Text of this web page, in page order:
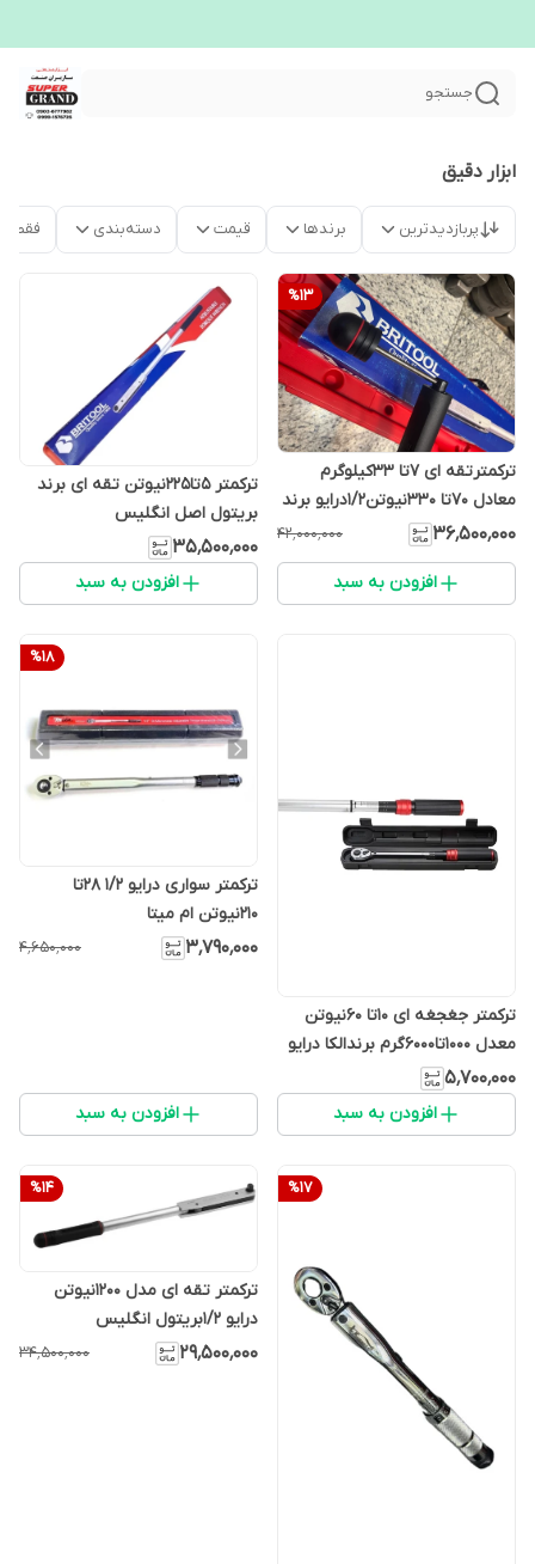
جستجو
ابزار دقیق
پربازدیدترین برندها قیمت دسته‌بندی فقط
%13
ترکمترتقه ای ۷تا ۳۳کیلوگرم
معادل ۷۰تا ۳۳۰نیوتن۱/۲درایو برند
بریتول انگلیس مخصوص نیمه
سنگین
۳۶٬۵۰۰٬۰۰۰ ۴۲٬۰۰۰٬۰۰۰
افزودن به سبد
ترکمتر 5تا225نیوتن تقه ای برند
بریتول اصل انگلیس
۳۵٬۵۰۰٬۰۰۰
افزودن به سبد
ترکمتر جغجغه ای ۱۰تا ۶۰نیوتن
معدل ۱۰۰۰تا۶۰۰۰گرم برندالکا درایو
۳/۸
۵٬۷۰۰٬۰۰۰
افزودن به سبد
%18
ترکمتر سواری درایو 1/2 28تا
210نیوتن ام میتا
۳٬۷۹۰٬۰۰۰ ۴٬۶۵۰٬۰۰۰
افزودن به سبد
%17
%14
ترکمتر تقه ای مدل 1200نیوتن
درایو 1/2بریتول انگلیس
۲۹٬۵۰۰٬۰۰۰ ۳۴٬۵۰۰٬۰۰۰